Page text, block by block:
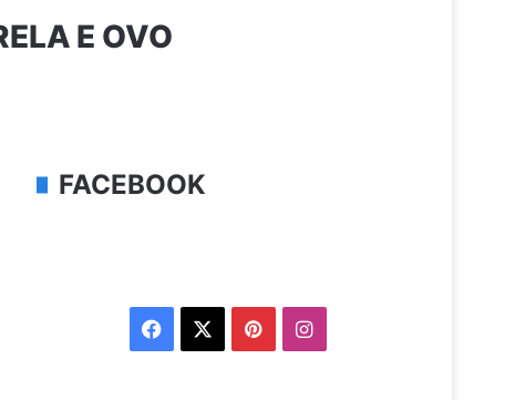
E OVO
FACEBOOK
Facebook PinterestInstagram